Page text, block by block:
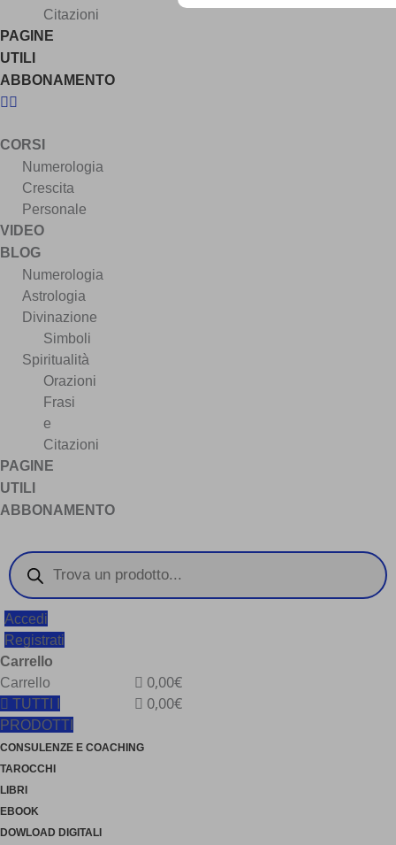
Citazioni
PAGINE
UTILI
ABBONAMENTO
CORSI
Numerologia
Crescita
Personale
VIDEO
BLOG
Numerologia
Astrologia
Divinazione
Simboli
Spiritualità
Orazioni
Frasi
e
Citazioni
PAGINE
UTILI
ABBONAMENTO
Products
search
Accedi
Registrati
Carrello
0,00€
Carrello
0,00€
TUTTI I
PRODOTTI
CONSULENZE E COACHING
TAROCCHI
LIBRI
EBOOK
DOWLOAD DIGITALI